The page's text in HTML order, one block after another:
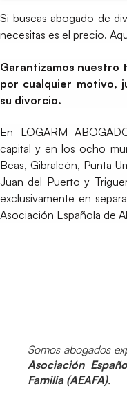
Si buscas abogado de
necesitas es el precio.
Garantizamos nuestro
por cualquier motivo,
su divorcio.
En LOGARM
capital y en los ocho
Beas, Gibraleón, Punta
Juan del Puerto y
exclusivamente en
Asociación Española de
Somos abogados
Asociación
Familia (AEAFA).